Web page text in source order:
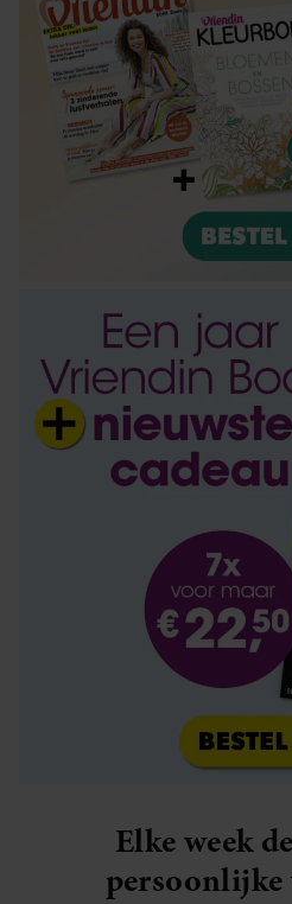
informatie die u aan ze heeft
verzameld op basis van uw
gaat akkoord met onze
gebruiken.
Elke week
persoonlijke